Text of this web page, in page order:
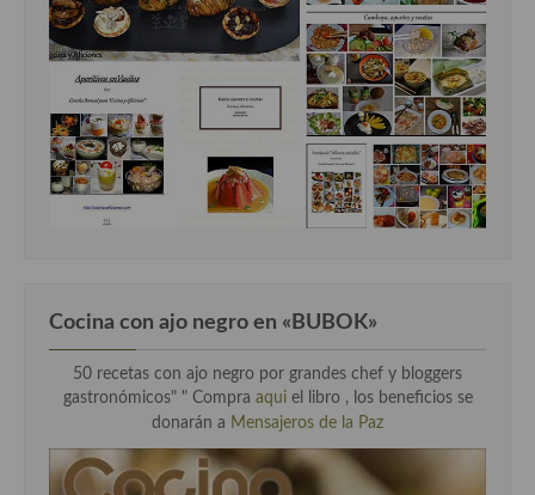
Cocina con ajo negro en «BUBOK»
50 recetas con ajo negro por grandes chef y bloggers
gastronómicos" " Compra aqui el libro , los beneficios se
donarán a Mensajeros de la Paz